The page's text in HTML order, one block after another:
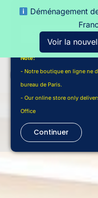
Déménagement
Voir la
Choisir un pays de
Note:
- Notre boutique en ligne ne
bureau de Paris.
- Our online store only
Office
Continuer